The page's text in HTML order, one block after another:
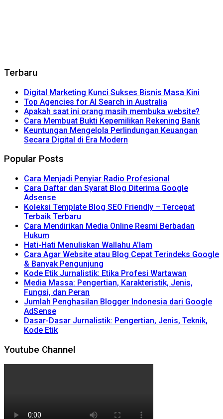
Terbaru
Digital Marketing Kunci Sukses Bisnis Masa Kini
Top Agencies for AI Search in Australia
Apakah saat ini orang masih membuka website?
Cara Membuat Bukti Kepemilikan Rekening Bank
Keuntungan Mengelola Perlindungan Keuangan
Secara Digital di Era Modern
Popular Posts
Cara Menjadi Penyiar Radio Profesional
Cara Daftar dan Syarat Blog Diterima Google
Adsense
Koleksi Template Blog SEO Friendly – Tercepat
Terbaik Terbaru
Cara Mendirikan Media Online Resmi Berbadan
Hukum
Hati-Hati Menuliskan Wallahu A’lam
Cara Agar Website atau Blog Cepat Terindeks Google
& Banyak Pengunjung
Kode Etik Jurnalistik: Etika Profesi Wartawan
Media Massa: Pengertian, Karakteristik, Jenis,
Fungsi, dan Peran
Jumlah Penghasilan Blogger Indonesia dari Google
AdSense
Dasar-Dasar Jurnalistik: Pengertian, Jenis, Teknik,
Kode Etik
Youtube Channel